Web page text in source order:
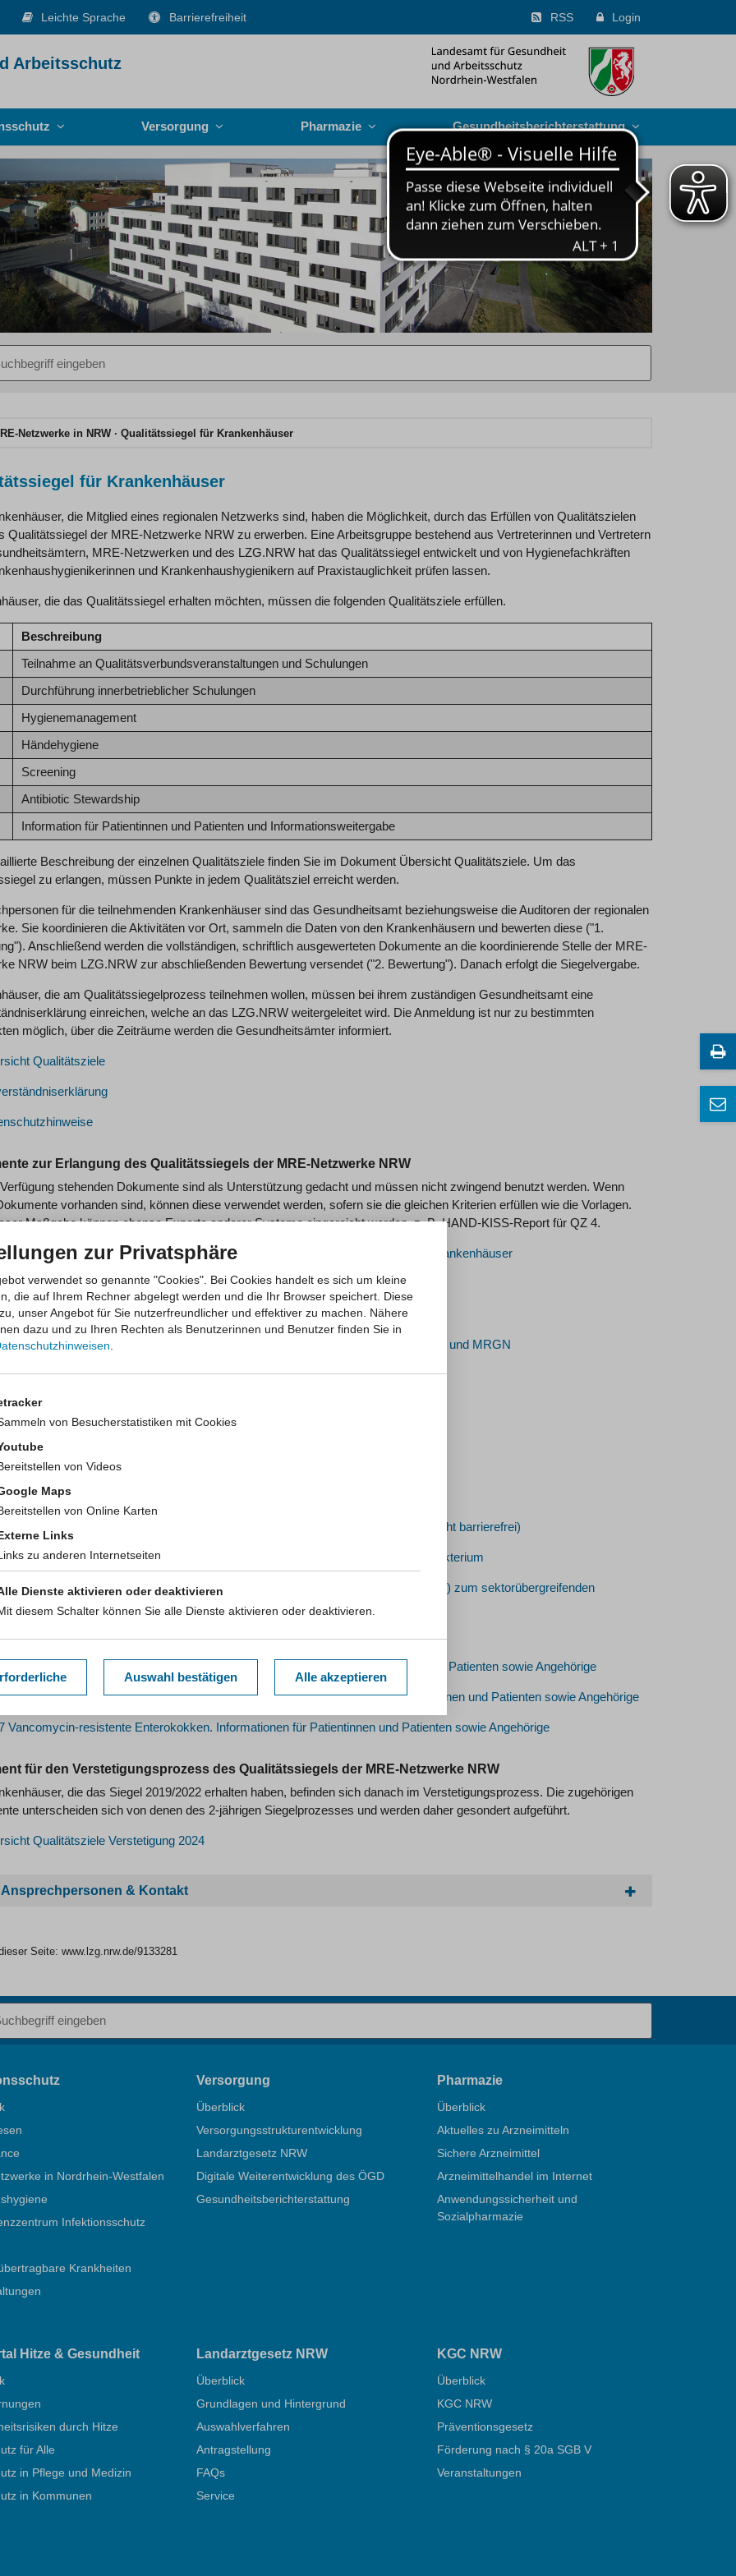
Leichte Sprache Barrierefreiheit RSS Login
Arbeitsschutz
Versorgung Pharmazie Gesundheits­berichterstattung
Netzwerke in NRW Qualitätssiegel für Krankenhäuser
für Krankenhäuser
die Mitglied eines regionalen Netzwerks sind, haben die Möglichkeit, durch das Erfüllen von Qualitätszielen
Qualitätssiegel der MRE-Netzwerke NRW zu erwerben. Eine Arbeitsgruppe bestehend aus Vertreterinnen und Vertretern
MRE-Netzwerken und des LZG.NRW hat das Qualitätssiegel entwickelt und von Hygienefachkräften
und Krankenhaushygienikern auf Praxistauglichkeit prüfen lassen.
die das Qualitätssiegel erhalten möchten, müssen die folgenden Qualitätsziele erfüllen.
Beschreibung
Teilnahme an Qualitätsverbundsveranstaltungen und Schulungen
Durchführung innerbetrieblicher Schulungen
Hygienemanagement
Händehygiene
Screening
Antibiotic Stewardship
Information für Patientinnen und Patienten und Informationsweitergabe
Beschreibung der einzelnen Qualitätsziele finden Sie im Dokument Übersicht Qualitätsziele. Um das
zu erlangen, müssen Punkte in jedem Qualitätsziel erreicht werden.
für die teilnehmenden Krankenhäuser sind das Gesundheitsamt beziehungsweise die Auditoren der regionalen
Sie koordinieren die Aktivitäten vor Ort, sammeln die Daten von den Krankenhäusern und bewerten diese ("1.
Anschließend werden die vollständigen, schriftlich ausgewerteten Dokumente an die koordinierende Stelle der MRE-
NRW beim LZG.NRW zur abschließenden Bewertung versendet ("2. Bewertung"). Danach erfolgt die Siegelvergabe.
die am Qualitätssiegelprozess teilnehmen wollen, müssen bei ihrem zuständigen Gesundheitsamt eine
einreichen, welche an das LZG.NRW weitergeleitet wird. Die Anmeldung ist nur zu bestimmten
möglich, über die Zeiträume werden die Gesundheitsämter informiert.
Qualitätsziele
zur Erlangung des Qualitätssiegels der MRE-Netzwerke NRW
stehenden Dokumente sind als Unterstützung gedacht und müssen nicht zwingend benutzt werden. Wenn
vorhanden sind, können diese verwendet werden, sofern sie die gleichen Kriterien erfüllen wie die Vorlagen.
Maßgabe können ebenso Exporte anderer Systeme eingereicht werden, z. B. HAND-KISS-Report für QZ 4.
Teilnehmerliste für am Qualitätssiegel der MRE-Netzwerke NRW teilnehmende Krankenhäuser
Innerbetriebliche Schulungen
Ermittlung der Quote der innerbetrieblichen Schulungen
Überprüfung der Umsetzung der KRINKO-Empfehlungen zum Umgang mit MRSA und MRGN
Bedarfsermittlung Hygienefachpersonal
Händehygiene-Compliance
Händedesinfektionsmittelverbrauch
MRGN-Erhebungsbogen
MRSA-Erhebungsbogen
Beispieltabelle für Jahres- und Monatszahlen MRSA und MRGN
Aufklärungsgespräch über die Kolonisation/Infektion mit einem multiresistenten Bakterium
Übergabebogen für Patientinnen und Patienten mit multiresistenten Erregern (MRE) zum sektorübergreifenden
nach §2 HygMedVO (2012)
Verfolgung des Überleitungsbogens
7 Multiresistente gramnegative Erreger (MRGN). Informationen für Patientinnen und Patienten sowie Angehörige
Methicillin-resistenter Staphylococcus aureus (MRSA). Informationen für Patientinnen und Patienten sowie Angehörige
Vancomycin-resistente Enterokokken. Informationen für Patientinnen und Patienten sowie Angehörige
für den Verstetigungsprozess des Qualitätssiegels der MRE-Netzwerke NRW
die das Siegel 2019/2022 erhalten haben, befinden sich danach im Verstetigungsprozess. Die zugehörigen
unterscheiden sich von denen des 2-jährigen Siegelprozesses und werden daher gesondert aufgeführt.
Qualitätsziele Verstetigung 2024
Ansprechpersonen & Kontakt
Seite: www.lzg.nrw.de/9133281
in Nordrhein-Westfalen
Infektionsschutz
Krankheiten
Versorgung
Überblick
Versorgungsstrukturentwicklung
Landarztgesetz NRW
Digitale Weiterentwicklung des ÖGD
Gesundheitsberichterstattung
Pharmazie
Überblick
Aktuelles zu Arzneimitteln
Sichere Arzneimittel
Arzneimittelhandel im Internet
Anwendungssicherheit und
Sozialpharmazie
Hitze & Gesundheit
durch Hitze
für Alle
in Pflege und Medizin
in Kommunen
Landarztgesetz NRW
Überblick
Grundlagen und Hintergrund
Auswahlverfahren
Antragstellung
FAQs
Service
KGC NRW
Überblick
KGC NRW
Präventionsgesetz
Förderung nach § 20a SGB V
Veranstaltungen
zur Privatsphäre
verwendet so genannte "Cookies". Bei Cookies handelt es sich um kleine
die auf Ihrem Rechner abgelegt werden und die Ihr Browser speichert. Diese
unser Angebot für Sie nutzerfreundlicher und effektiver zu machen. Nähere
dazu und zu Ihren Rechten als Benutzerinnen und Benutzer finden Sie in
.
von Besucherstatistiken mit Cookies
von Videos
Maps
von Online Karten
Links
zu anderen Internetseiten
Dienste aktivieren oder deaktivieren
diesem Schalter können Sie alle Dienste aktivieren oder deaktivieren.
Auswahl bestätigen Alle akzeptieren